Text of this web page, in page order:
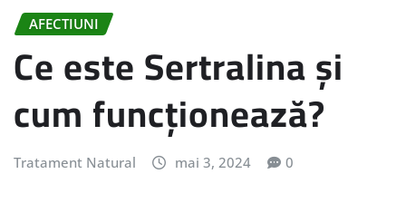
AFECTIUNI
Ce este Sertralina și
cum funcționează?
Tratament Natural mai 3, 2024 0